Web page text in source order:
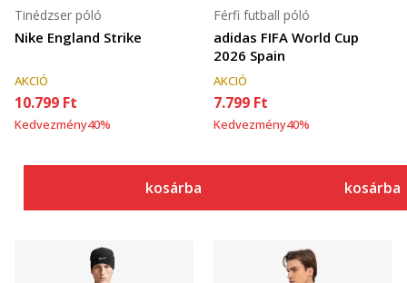
Nike England Strike
Tinédzser póló
AKCIÓ
10.799 Ft
Kedvezmény40%
kosárba
adidas FIFA World Cup
2026 Spain
Férfi futball póló
AKCIÓ
7.799 Ft
Kedvezmény40%
kosárba